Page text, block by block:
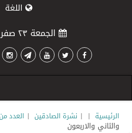
اللغة
الجمعة ٢٣ صفر ١٤٤٨ هـ
الرئيسية |
| نشرة الصادقين | العدد من 141 الى
والثاني والاربعون